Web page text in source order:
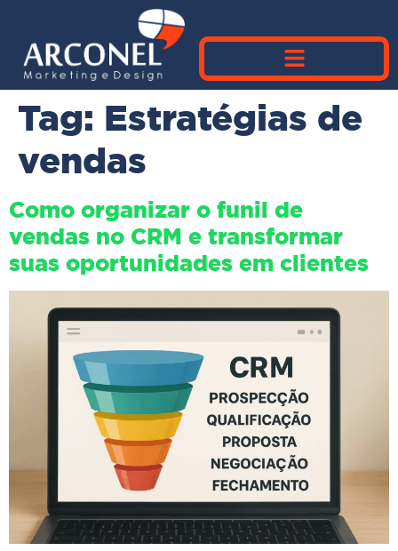
Tag: Estratégias de
vendas
Como organizar o funil de
vendas no CRM e transformar
suas oportunidades em clientes